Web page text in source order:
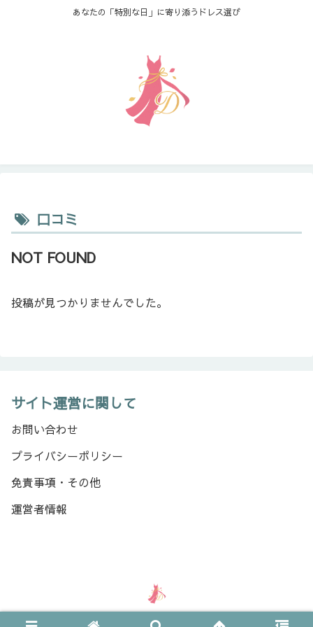
あなたの「特別な日」に寄り添うドレス選び
口コミ
NOT FOUND
投稿が見つかりませんでした。
サイト運営に関して
お問い合わせ
プライバシーポリシー
免責事項・その他
運営者情報